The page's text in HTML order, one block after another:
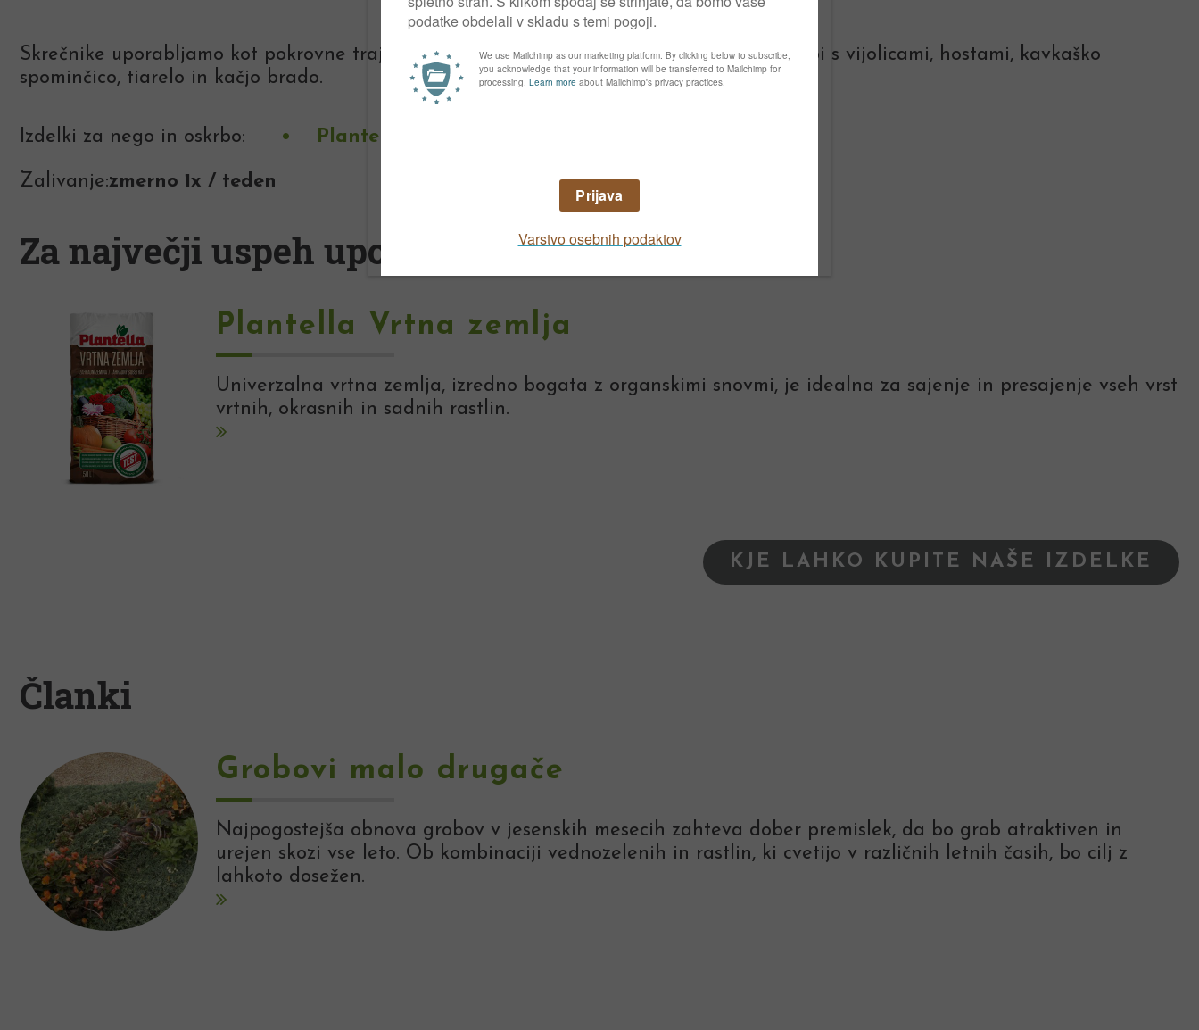
Skrečnike uporabljamo kot pokrovne trajnice pod drevesi in grmovnicami. Lepi so v družbi s vijolicami, hostami, kavkaško
spominčico, tiarelo in kačjo brado.
Izdelki za nego in oskrbo: Plantella Vrtna zemlja
Zalivanje:zmerno 1x / teden
Za največji uspeh uporabite:
Plantella Vrtna zemlja
Univerzalna vrtna zemlja, izredno bogata z organskimi snovmi, je idealna za sajenje in presajenje vseh vrst
vrtnih, okrasnih in sadnih rastlin.
KJE LAHKO KUPITE NAŠE IZDELKE
Članki
Grobovi malo drugače
Najpogostejša obnova grobov v jesenskih mesecih zahteva dober premislek, da bo grob atraktiven in
urejen skozi vse leto. Ob kombinaciji vednozelenih in rastlin, ki cvetijo v različnih letnih časih, bo cilj z
lahkoto dosežen.